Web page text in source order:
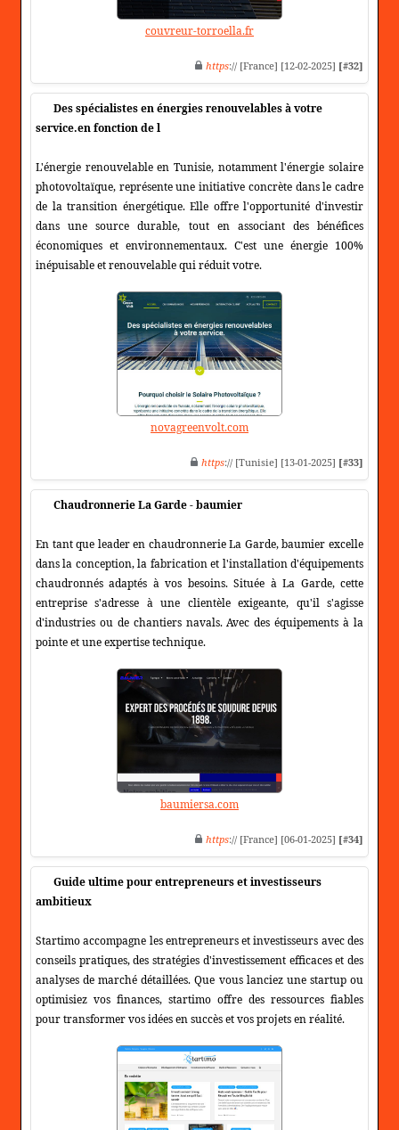
couvreur-torroella.fr
https:// [France] [12-02-2025] [#32]
Des spécialistes en énergies renouvelables à votre
service.en fonction de l
L'énergie renouvelable en Tunisie, notamment l'énergie solaire
photovoltaïque, représente une initiative concrète dans le cadre
de la transition énergétique. Elle offre l'opportunité d'investir
dans une source durable, tout en associant des bénéfices
économiques et environnementaux. C'est une énergie 100%
inépuisable et renouvelable qui réduit votre.
novagreenvolt.com
https:// [Tunisie] [13-01-2025] [#33]
Chaudronnerie La Garde - baumier
En tant que leader en chaudronnerie La Garde, baumier excelle
dans la conception, la fabrication et l'installation d'équipements
chaudronnés adaptés à vos besoins. Située à La Garde, cette
entreprise s'adresse à une clientèle exigeante, qu'il s'agisse
d'industries ou de chantiers navals. Avec des équipements à la
pointe et une expertise technique.
baumiersa.com
https:// [France] [06-01-2025] [#34]
Guide ultime pour entrepreneurs et investisseurs
ambitieux
Startimo accompagne les entrepreneurs et investisseurs avec des
conseils pratiques, des stratégies d'investissement efficaces et des
analyses de marché détaillées. Que vous lanciez une startup ou
optimisiez vos finances, startimo offre des ressources fiables
pour transformer vos idées en succès et vos projets en réalité.